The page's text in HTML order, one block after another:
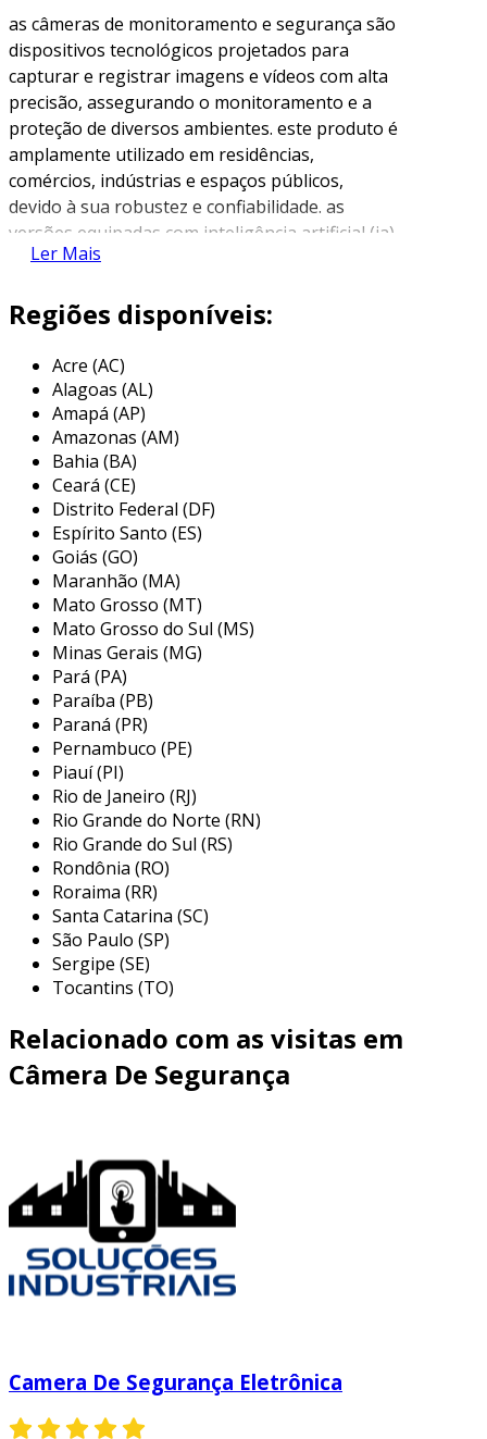
as câmeras de monitoramento e segurança são
dispositivos tecnológicos projetados para
capturar e registrar imagens e vídeos com alta
precisão, assegurando o monitoramento e a
proteção de diversos ambientes. este produto é
amplamente utilizado em residências,
comércios, indústrias e espaços públicos,
devido à sua robustez e confiabilidade. as
versões equipadas com inteligência artificial (ia)
oferecem funcionalidades avançadas, como
reconhecimento facial ou de objetos, e envio de
alertas automatizados em tempo real. essas
características agregam maior assertividade,
reduzem falsos alarmes e tornam o
monitoramento mais eficiente, atendendo aos
mais altos padrões de segurança e
gerenciamento.
a história da prime tecnologia começou em
1996, com um forte foco em segurança
eletrônica e o desenvolvimento de sistemas
proprietários. desde o início, a empresa
destacou-se pela sua dedicação à inovação
tecnológica. em 2008, consolidou sua expertise
em super segurança, especializando-se em
tecnologias avançadas de controle de acesso, e,
em 2014, passou a oferecer serviços de
portaria virtual, ampliando seu portfólio. com a
introdução do conceito 360⁰ em 2019 e a
humanização do atendimento em 2021, a prime
tecnologia se estabeleceu como referência em
serviços personalizados. em 2023, a empresa
lançou a primeira portaria ativa, integrando
inteligência artificial para atender com
segurança e eficácia.
Ler Mais
Regiões disponíveis:
Acre (AC)
Alagoas (AL)
Amapá (AP)
Amazonas (AM)
Bahia (BA)
Ceará (CE)
Distrito Federal (DF)
Espírito Santo (ES)
Goiás (GO)
Maranhão (MA)
Mato Grosso (MT)
Mato Grosso do Sul (MS)
Minas Gerais (MG)
Pará (PA)
Paraíba (PB)
Paraná (PR)
Pernambuco (PE)
Piauí (PI)
Rio de Janeiro (RJ)
Rio Grande do Norte (RN)
Rio Grande do Sul (RS)
Rondônia (RO)
Roraima (RR)
Santa Catarina (SC)
São Paulo (SP)
Sergipe (SE)
Tocantins (TO)
Relacionado com as visitas em
Câmera De Segurança
Camera De Segurança Eletrônica